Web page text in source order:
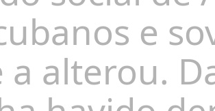
e
a alterou.